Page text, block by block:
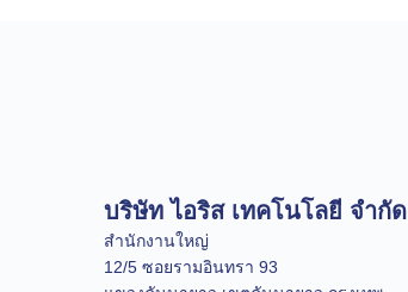
บริษัท ไอริส เทคโนโลยี จำกัด
สำนักงานใหญ่
12/5 ซอยรามอินทรา 93